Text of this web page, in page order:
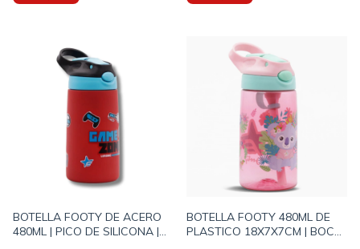
BOTELLA FOOTY DE ACERO
480ML | PICO DE SILICONA |
BOTELLA FOOTY 480ML DE
PLASTICO 18X7X7CM | BOCA